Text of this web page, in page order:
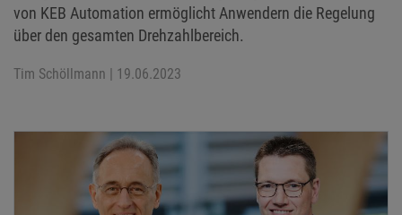
von KEB Automation ermöglicht Anwendern die Regelung
über den gesamten Drehzahlbereich.
Tim Schöllmann | 19.06.2023